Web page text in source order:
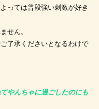
っては普段強い刺激が好き
せん。
了承くださいとなるわけで
やんちゃに過ごしたのにも